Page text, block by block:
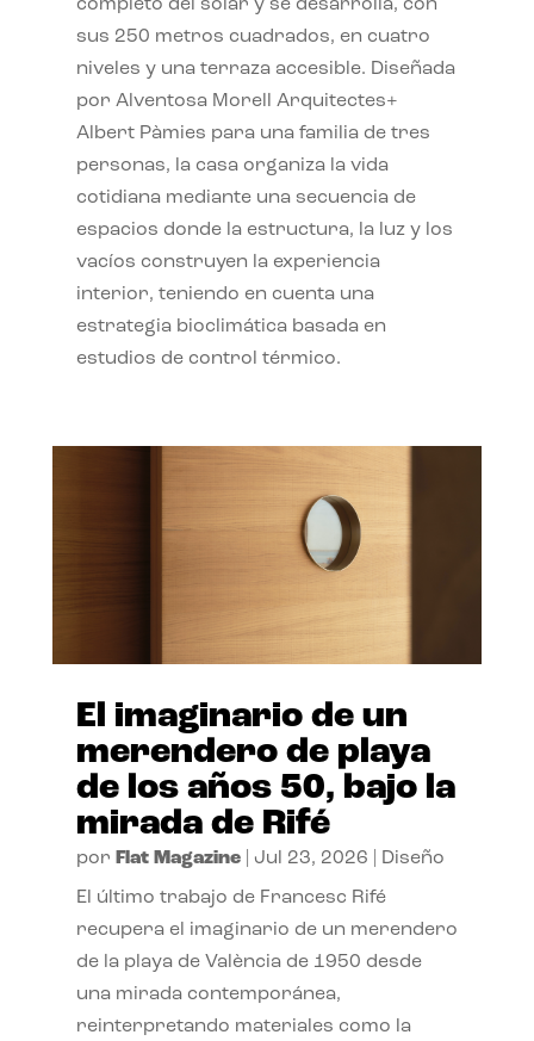
completo del solar y se desarrolla, con
sus 250 metros cuadrados, en cuatro
niveles y una terraza accesible. Diseñada
por Alventosa Morell Arquitectes+
Albert Pàmies para una familia de tres
personas, la casa organiza la vida
cotidiana mediante una secuencia de
espacios donde la estructura, la luz y los
vacíos construyen la experiencia
interior, teniendo en cuenta una
estrategia bioclimática basada en
estudios de control térmico.
El imaginario de un
merendero de playa
de los años 50, bajo la
mirada de Rifé
por Flat Magazine| Jul 23, 2026 Diseño
El último trabajo de Francesc Rifé
recupera el imaginario de un merendero
de la playa de València de 1950 desde
una mirada contemporánea,
reinterpretando materiales como la